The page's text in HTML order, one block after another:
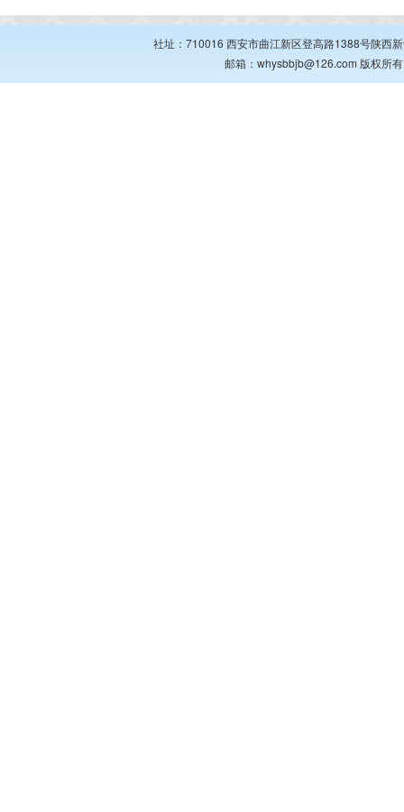
社址：710016 西安市曲江新区登高路1388号陕西
邮箱：whysbbjb@126.com 版权所